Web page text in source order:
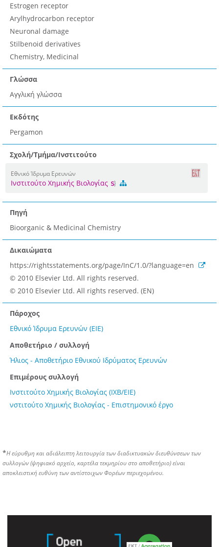
Estrogen receptor
Arylhydrocarbon receptor
Neuronal damage
Stilbenoid derivatives
Chemistry, Medicinal
Γλώσσα
Αγγλική γλώσσα
Εκδότης
Pergamon
Σχολή/Τμήμα/Ινστιτούτο
Εθνικό Ίδρυμα Ερευνών
Ινστιτούτο Χημικής Βιολογίας
Πηγή
Bioorganic & Medicinal Chemistry
Δικαιώματα
https://rightsstatements.org/page/InC/1.0/?language=en
© 2010 Elsevier Ltd. All rights reserved.
© 2010 Elsevier Ltd. All rights reserved. (EN)
Πάροχος
Εθνικό Ίδρυμα Ερευνών (ΕΙΕ)
Αποθετήριο / συλλογή
Ήλιος - Αποθετήριο Εθνικού Ιδρύματος Ερευνών
Επιμέρους συλλογή
Ινστιτούτο Χημικής Βιολογίας (ΙΧΒ/ΕΙΕ)
νστιτούτο Χημικής Βιολογίας - Επιστημονικό έργο
*Η εύρυθμη και αδιάλειπτη λειτουργία των διαδικτυακών διευθύνσεων των
συλλογών (ψηφιακό αρχείο, καρτέλα τεκμηρίου στο αποθετήριο) είναι
αποκλειστική ευθύνη των αντίστοιχων Φορέων περιεχομένου.